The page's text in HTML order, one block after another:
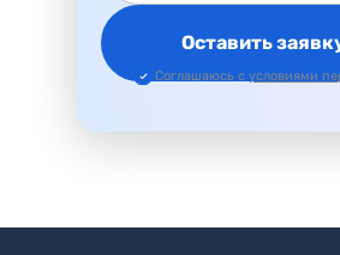
Оставить
Соглашаюсь с условиями